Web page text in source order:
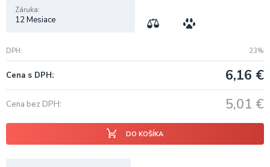
DPH 23%
Cena s DPH 6,16 €
Cena bez DPH 5,01 €
DO KOŠÍKA
Záruka
12 Mesiace